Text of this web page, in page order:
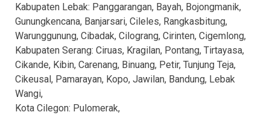
Kabupaten Lebak: Panggarangan, Bayah, Bojongmanik,
Gunungkencana, Banjarsari, Cileles, Rangkasbitung,
Warunggunung, Cibadak, Cilograng, Cirinten, Cigemlong,
Kabupaten Serang: Ciruas, Kragilan, Pontang, Tirtayasa,
Cikande, Kibin, Carenang, Binuang, Petir, Tunjung Teja,
Cikeusal, Pamarayan, Kopo, Jawilan, Bandung, Lebak
Wangi,
Kota Cilegon: Pulomerak,